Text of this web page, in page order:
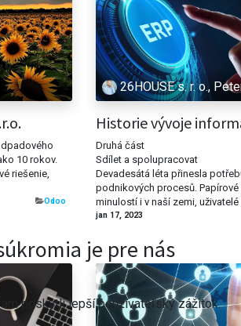
10 rokov.
riešenie,
​Odoo
26HOUSE s. r. o.,
Historie vývoje
Druhá část
Sdílet a spolupracovat
Devadesátá léta přinesla
podnikových procesů.
minulostí i v naší zemi,
jan 17, 2023
je pre nás
poskytli lepší používateľský zážitok.